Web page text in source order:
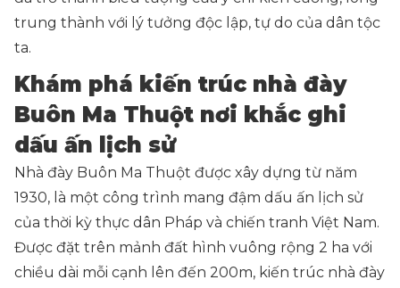
trung thành với lý tưởng độc lập, tự do của dân tộc
ta.
Khám phá kiến trúc nhà đày
Buôn Ma Thuột nơi khắc ghi
dấu ấn lịch sử
Nhà đày Buôn Ma Thuột được xây dựng từ năm
1930, là một công trình mang đậm dấu ấn lịch sử
của thời kỳ thực dân Pháp và chiến tranh Việt Nam.
Được đặt trên mảnh đất hình vuông rộng 2 ha với
chiều dài mỗi cạnh lên đến 200m, kiến trúc nhà đày